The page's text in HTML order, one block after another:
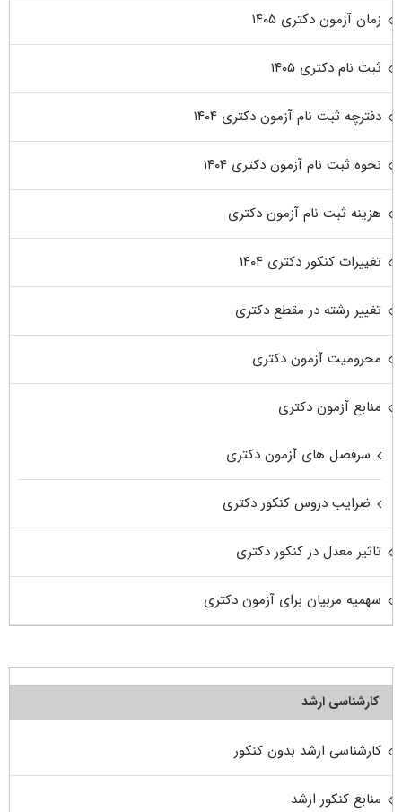
زمان آزمون دکتری ۱۴۰۵
ثبت نام دکتری ۱۴۰۵
دفترچه ثبت نام آزمون دکتری ۱۴۰۴
نحوه ثبت نام آزمون دکتری ۱۴۰۴
هزینه ثبت نام آزمون دکتری
تغییرات کنکور دکتری ۱۴۰۴
تغییر رشته در مقطع دکتری
محرومیت آزمون دکتری
منابع آزمون دکتری
سرفصل های آزمون دکتری
ضرایب دروس کنکور دکتری
تاثیر معدل در کنکور دکتری
سهمیه مربیان برای آزمون دکتری
کارشناسی ارشد
کارشناسی ارشد بدون کنکور
منابع کنکور ارشد